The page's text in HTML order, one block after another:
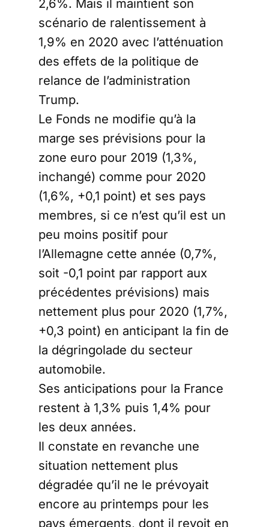
2,6%. Mais il maintient son
scénario de ralentissement à
1,9% en 2020 avec l’atténuation
des effets de la politique de
relance de l’administration
Trump.
Le Fonds ne modifie qu’à la
marge ses prévisions pour la
zone euro pour 2019 (1,3%,
inchangé) comme pour 2020
(1,6%, +0,1 point) et ses pays
membres, si ce n’est qu’il est un
peu moins positif pour
l’Allemagne cette année (0,7%,
soit -0,1 point par rapport aux
précédentes prévisions) mais
nettement plus pour 2020 (1,7%,
+0,3 point) en anticipant la fin de
la dégringolade du secteur
automobile.
Ses anticipations pour la France
restent à 1,3% puis 1,4% pour
les deux années.
Il constate en revanche une
situation nettement plus
dégradée qu’il ne le prévoyait
encore au printemps pour les
pays émergents, dont il revoit en